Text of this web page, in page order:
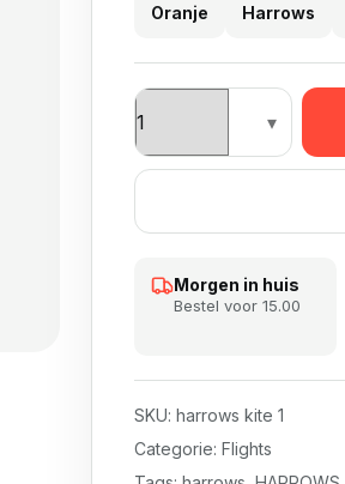
Oranje Harrows
HARROWS Quantum
Morgen in huis
Bestel voor 15.00
SKU:harrows kite 1
Categorie:Flights